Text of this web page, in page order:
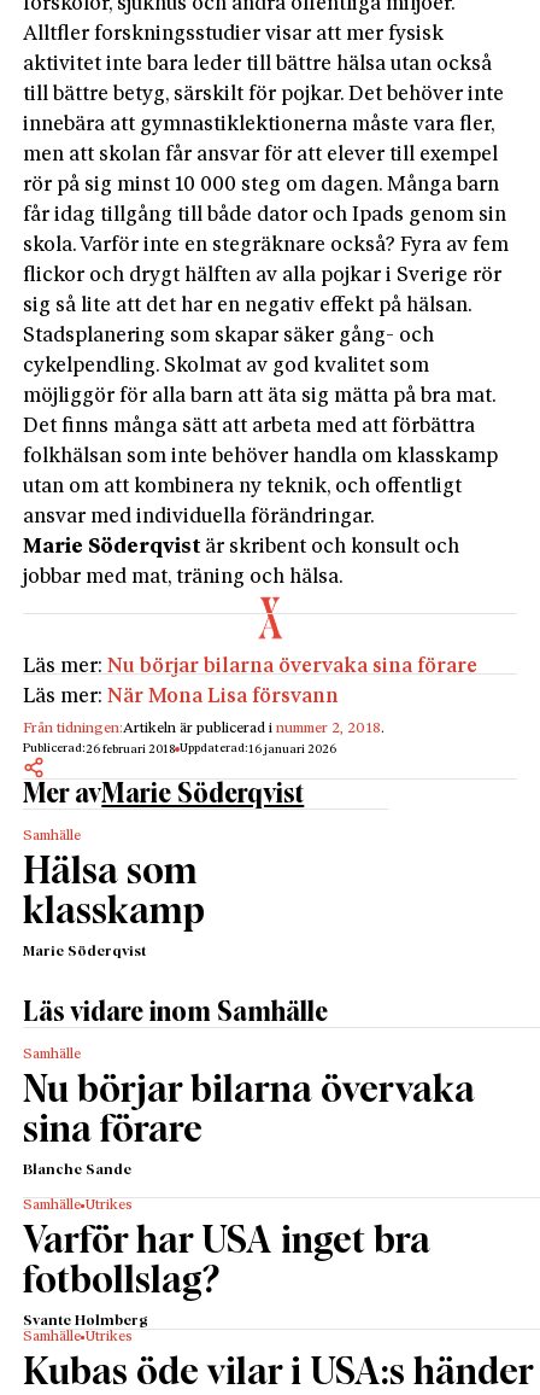
förskolor, sjukhus och andra offentliga miljöer.
Alltfler forskningsstudier visar att mer fysisk
aktivitet inte bara leder till bättre hälsa utan också
till bättre betyg, särskilt för pojkar. Det behöver inte
innebära att gymnastiklektionerna måste vara fler,
men att skolan får ansvar för att elever till exempel
rör på sig minst 10 000 steg om dagen. Många barn
får idag tillgång till både dator och Ipads genom sin
skola. Varför inte en stegräknare också? Fyra av fem
flickor och drygt hälften av alla pojkar i Sverige rör
sig så lite att det har en negativ effekt på hälsan.
Stadsplanering som skapar säker gång- och
cykelpendling. Skolmat av god kvalitet som
möjliggör för alla barn att äta sig mätta på bra mat.
Det finns många sätt att arbeta med att förbättra
folkhälsan som inte behöver handla om klasskamp
utan om att kombinera ny teknik, och offentligt
ansvar med individuella förändringar.
Marie Söderqvist är skribent och konsult och
jobbar med mat, träning och hälsa.
Läs mer:Nu börjar bilarna övervaka sina förare
Läs mer:När Mona Lisa försvann
Från tidningen:Artikeln är publicerad inummer 2, 2018.
Publicerad:26 februari 2018 Uppdaterad:16 januari 2026
Mer avMarie Söderqvist
Samhälle
Hälsa som
klasskamp
Marie Söderqvist
Läs vidare inom Samhälle
Samhälle
Nu börjar bilarna övervaka
sina förare
Blanche Sande
Samhälle Utrikes
Varför har USA inget bra
fotbollslag?
Svante Holmberg
Samhälle Utrikes
Kubas öde vilar i USA:s händer